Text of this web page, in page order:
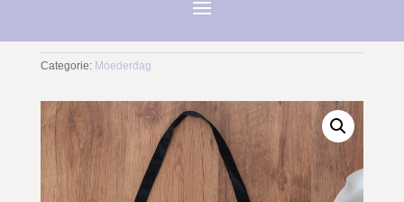
Categorie: Moederdag